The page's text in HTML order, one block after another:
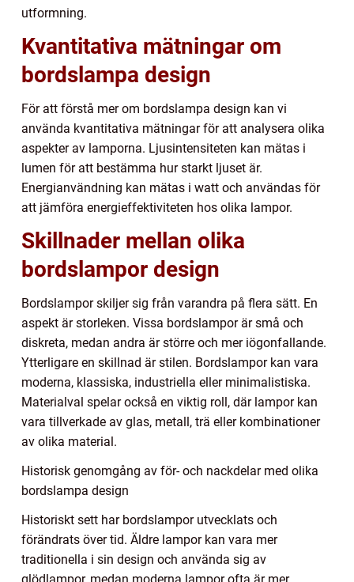
utformning.
Kvantitativa mätningar om
bordslampa design
För att förstå mer om bordslampa design kan vi
använda kvantitativa mätningar för att analysera olika
aspekter av lamporna. Ljusintensiteten kan mätas i
lumen för att bestämma hur starkt ljuset är.
Energianvändning kan mätas i watt och användas för
att jämföra energieffektiviteten hos olika lampor.
Skillnader mellan olika
bordslampor design
Bordslampor skiljer sig från varandra på flera sätt. En
aspekt är storleken. Vissa bordslampor är små och
diskreta, medan andra är större och mer iögonfallande.
Ytterligare en skillnad är stilen. Bordslampor kan vara
moderna, klassiska, industriella eller minimalistiska.
Materialval spelar också en viktig roll, där lampor kan
vara tillverkade av glas, metall, trä eller kombinationer
av olika material.
Historisk genomgång av för- och nackdelar med olika
bordslampa design
Historiskt sett har bordslampor utvecklats och
förändrats över tid. Äldre lampor kan vara mer
traditionella i sin design och använda sig av